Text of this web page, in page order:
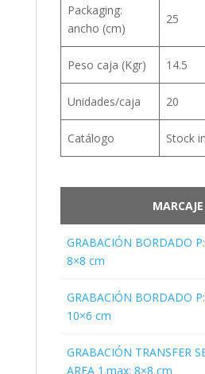
Packaging:
ancho (cm)
25
Peso caja (Kgr) 14.5
Unidades/caja 20
Catálogo Stock
MARCAJE
GRABACIÓN BORDADO
8×8 cm
GRABACIÓN BORDADO
10×6 cm
GRABACIÓN TRANSFER
AREA 1.max: 8×8 cm